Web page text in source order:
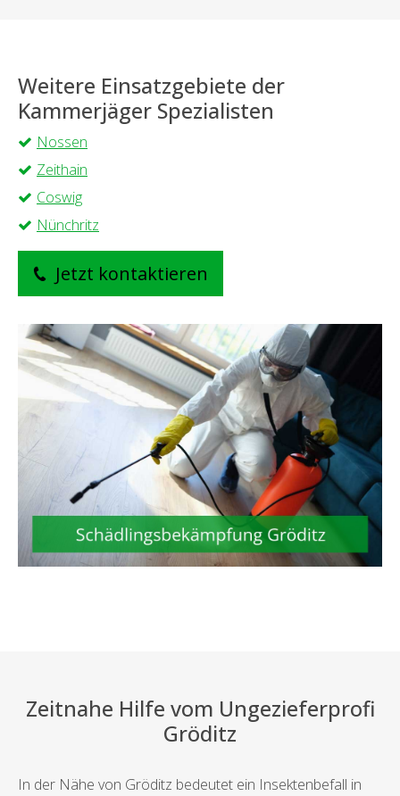
Weitere Einsatzgebiete der
Kammerjäger Spezialisten
Nossen
Zeithain
Coswig
Nünchritz
Jetzt kontaktieren
Zeitnahe Hilfe vom Ungezieferprofi
Gröditz
In der Nähe von Gröditz bedeutet ein Insektenbefall in